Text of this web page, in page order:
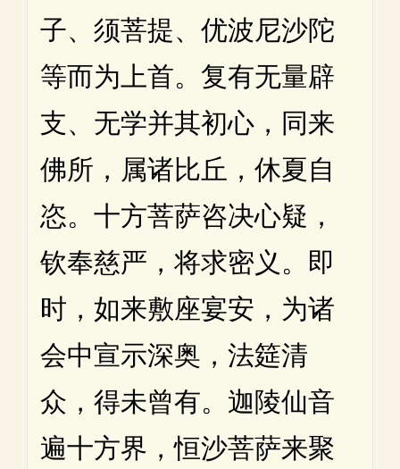
子、须菩提、优波尼沙陀
等而为上首。复有无量辟
支、无学并其初心，同来
佛所，属诸比丘，休夏自
恣。十方菩萨咨决心疑，
钦奉慈严，将求密义。即
时，如来敷座宴安，为诸
会中宣示深奥，法筵清
众，得未曾有。迦陵仙音
遍十方界，恒沙菩萨来聚